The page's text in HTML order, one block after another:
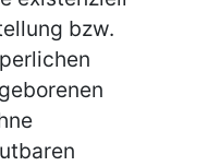
bzw.